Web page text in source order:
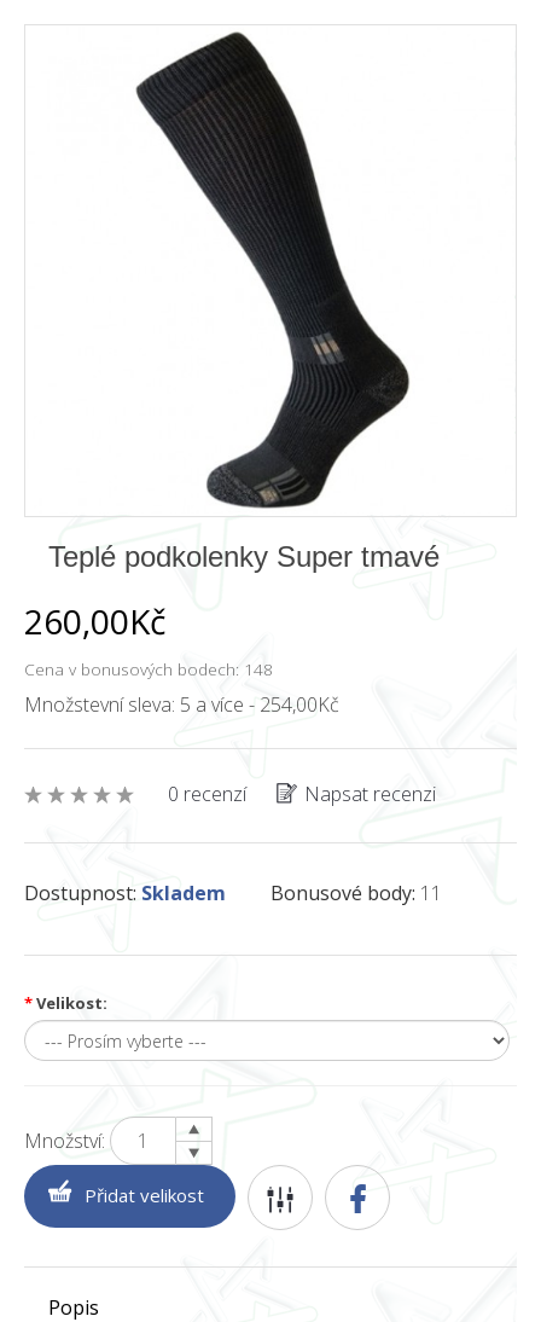
Teplé podkolenky Super tmavé
260,00Kč
Cena v bonusových bodech: 148
Množstevní sleva: 5 a více - 254,00Kč
0 recenzí Napsat recenzi
Dostupnost: Skladem Bonusové body: 11
*Velikost:
Množství:
Popis